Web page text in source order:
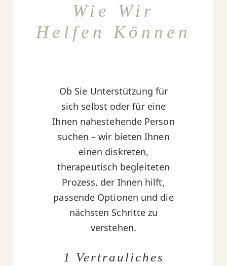
Wie Wir
Helfen Können
Ob Sie Unterstützung für
sich selbst oder für eine
Ihnen nahestehende Person
suchen – wir bieten Ihnen
einen diskreten,
therapeutisch begleiteten
Prozess, der Ihnen hilft,
passende Optionen und die
nächsten Schritte zu
verstehen.
1 Vertrauliches